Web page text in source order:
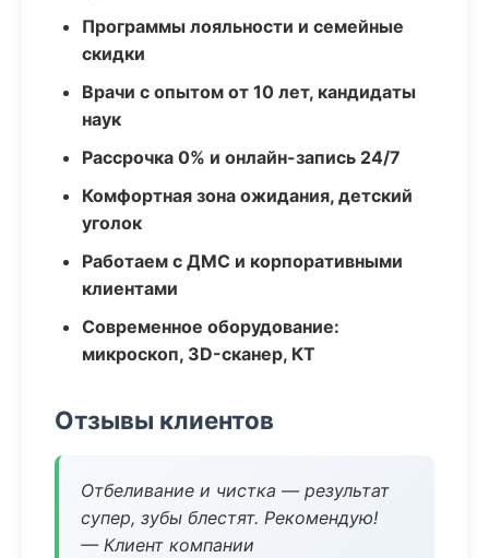
Программы лояльности и семейные
скидки
Врачи с опытом от 10 лет, кандидаты
наук
Рассрочка 0% и онлайн-запись 24/7
Комфортная зона ожидания, детский
уголок
Работаем с ДМС и корпоративными
клиентами
Современное оборудование:
микроскоп, 3D-сканер, КТ
Отзывы клиентов
Отбеливание и чистка — результат
супер, зубы блестят. Рекомендую!
— Клиент компании